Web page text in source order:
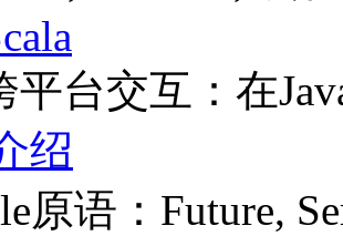
平台交互：在
绍
原语：Future,